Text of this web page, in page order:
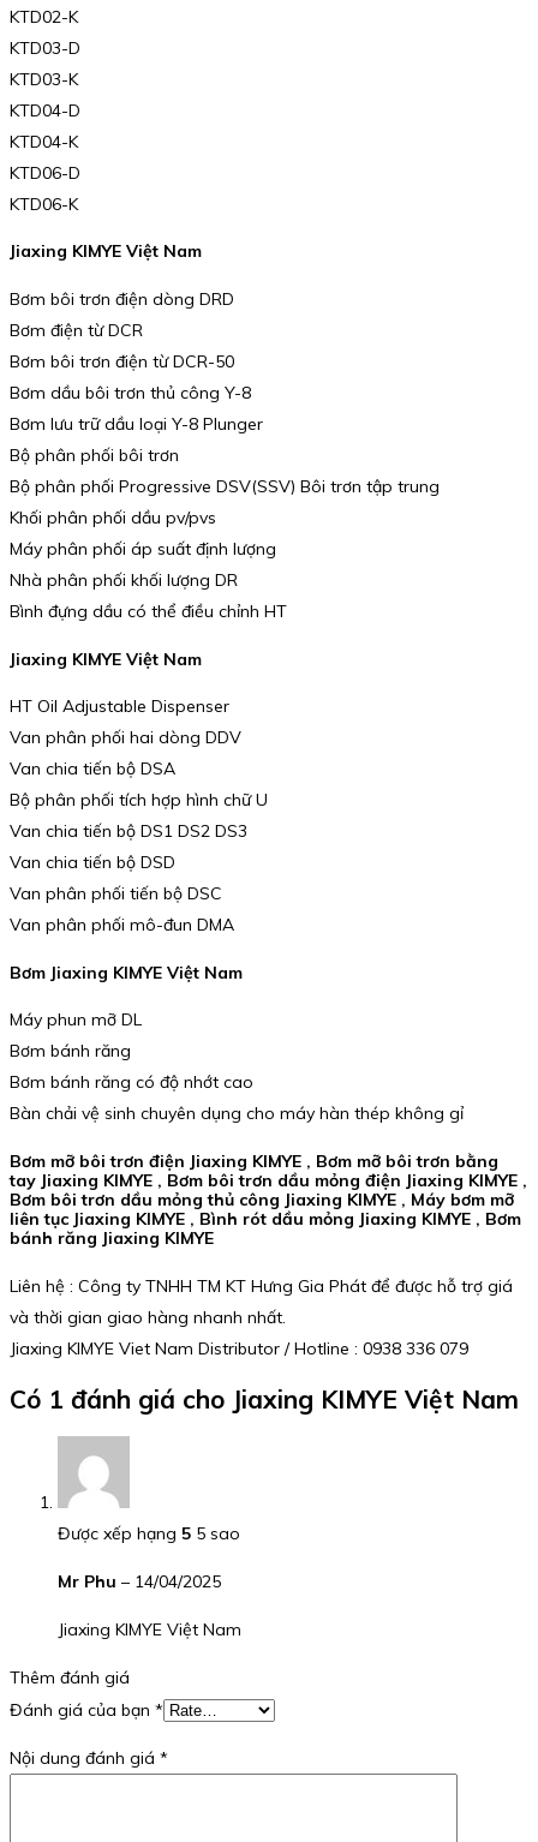
KTD02-K
KTD03-D
KTD03-K
KTD04-D
KTD04-K
KTD06-D
KTD06-K
Jiaxing KIMYE Việt Nam
Bơm bôi trơn điện dòng DRD
Bơm điện từ DCR
Bơm bôi trơn điện từ DCR-50
Bơm dầu bôi trơn thủ công Y-8
Bơm lưu trữ dầu loại Y-8 Plunger
Bộ phân phối bôi trơn
Bộ phân phối Progressive DSV(SSV) Bôi trơn tập trung
Khối phân phối dầu pv/pvs
Máy phân phối áp suất định lượng
Nhà phân phối khối lượng DR
Bình đựng dầu có thể điều chỉnh HT
Jiaxing KIMYE Việt Nam
HT Oil Adjustable Dispenser
Van phân phối hai dòng DDV
Van chia tiến bộ DSA
Bộ phân phối tích hợp hình chữ U
Van chia tiến bộ DS1 DS2 DS3
Van chia tiến bộ DSD
Van phân phối tiến bộ DSC
Van phân phối mô-đun DMA
Bơm Jiaxing KIMYE Việt Nam
Máy phun mỡ DL
Bơm bánh răng
Bơm bánh răng có độ nhớt cao
Bàn chải vệ sinh chuyên dụng cho máy hàn thép không gỉ
Bơm mỡ bôi trơn điện Jiaxing KIMYE , Bơm mỡ bôi trơn bằng
tay Jiaxing KIMYE , Bơm bôi trơn dầu mỏng điện Jiaxing KIMYE ,
Bơm bôi trơn dầu mỏng thủ công Jiaxing KIMYE , Máy bơm mỡ
liên tục Jiaxing KIMYE , Bình rót dầu mỏng Jiaxing KIMYE , Bơm
bánh răng Jiaxing KIMYE
Liên hệ : Công ty TNHH TM KT Hưng Gia Phát để được hỗ trợ giá
và thời gian giao hàng nhanh nhất.
Jiaxing KIMYE Viet Nam Distributor / Hotline : 0938 336 079
Có 1 đánh giá cho Jiaxing KIMYE Việt Nam
Được xếp hạng 5 5 sao
Mr Phu – 14/04/2025
Jiaxing KIMYE Việt Nam
Thêm đánh giá
Đánh giá của bạn *
Nội dung đánh giá *